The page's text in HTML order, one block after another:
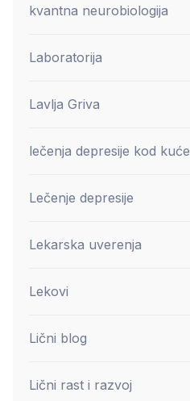
kvantna neurobiologija
Laboratorija
Lavlja Griva
lečenja depresije kod kuće
Lečenje depresije
Lekarska uverenja
Lekovi
Lični blog
Lični rast i razvoj